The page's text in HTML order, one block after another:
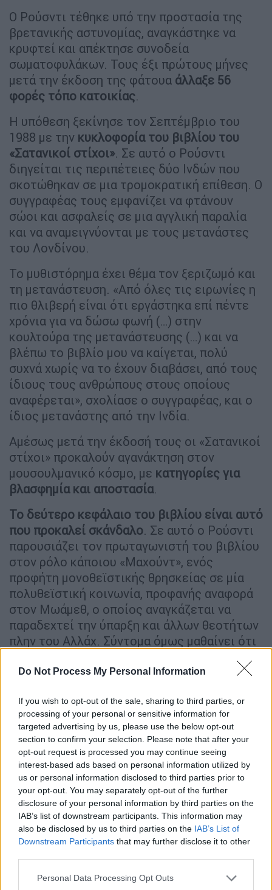
Do Not Process My Personal Information
If you wish to opt-out of the sale, sharing to third parties, or
processing of your personal or sensitive information for
targeted advertising by us, please use the below opt-out
section to confirm your selection. Please note that after your
opt-out request is processed you may continue seeing
interest-based ads based on personal information utilized by
us or personal information disclosed to third parties prior to
your opt-out. You may separately opt-out of the further
disclosure of your personal information by third parties on the
IAB’s list of downstream participants. This information may
also be disclosed by us to third parties on the IAB’s List of
Downstream Participants that may further disclose it to other
Please note that this website/app uses one or more Google
Personal Data Processing Opt Outs
Ο Ρούσντι τέθηκε υπό την προστασία της
βρετανικής αστυνομίας, αναγκάστηκε να
κρυφτεί και απέκτησε συνοδεία
σωματοφυλάκων. Τους έξι πρώτους μήνες
μετά την έκδοση της φάτουα άλλαξε 56
φορές τόπο κατοικίας.
Η υπόθεση ξεκίνησε τον Σεπτέμβριο του
1988 με την κυκλοφορία του βιβλίου του
«Σατανικοί στίχοι». Σε αυτό ο Ρούσντι
διηγείται τις περιπέτειες δύο Ινδών που
σκοτώθηκαν σε μια τρομοκρατική επίθεση. Ο
συγγραφέας τους εμφανίζει να φτάνουν
σώοι και ασφαλείς σε μια αγγλική παραλία
και να αναμειγνύονται με τους μετανάστες
του Λονδίνου.
Το μυθιστόρημα έχει θέμα τον ξεριζωμό και
τη μετανάστευση. «Από όλες τις ειρωνίες η
πιο θλιβερή είναι ότι εργάστηκα επί πέντε
χρόνια για να δώσω φωνή (…) στην
κουλτούρα της μετανάστευσης (…) και να
βλέπω το βιβλίο μου να καίγεται, πολύ
συχνά χωρίς να το έχουν διαβάσει, από τους
ίδιους τους ανθρώπους στους οποίους
αναφέρεται», σχολίασε ο συγγραφέας, και ο
ίδιος μετανάστης από την Ινδία.
Αμέσως μετά την έκδοσή τους οι «Σατανικοί
στίχοι» προκαλούν αγανάκτηση στον
μουσουλμανικό κόσμο, με κατηγορίες για
βλασφημία και αποστασία.
Το δεύτερο κεφάλαιο του βιβλίου είναι αυτό
που προκαλεί σκάνδαλο. Σε αυτό ο Ρούσντι
παρουσιάζει τον πρωταγωνιστή του βιβλίου
στον ρόλο κάποιου «Μαχούντ», ενός
προφήτη μονοθεϊστικής θρησκείας σε μία
πολυθεϊστική κοινωνία, προφανής αναφορά
στον Μωάμεθ, ο οποίος αναγκάζεται να
παραδεχτεί την ύπαρξη και άλλων θεοτήτων
πλην του Αλλάχ. Σύντομα όμως μαθαίνει ότι
τον κορόιδεψε ο διάβολος παίρνοντας τη
μορφή του θεού και ανακαλεί.
Στην Ινδία ήδη από τον Οκτώβριο του 1988 ο
πρωθυπουργός Ραζίβ Γκάντι απαγορεύει την
κυκλοφορία του βιβλίου, ελπίζοντας να
κερδίσει τις ψήφους των μουσουλμάνων
στις επικείμενες βουλευτικές εκλογές.
Άλλες είκοσι χώρες ακολουθούν το
παράδειγμά του.
Τον Ιανουάριο του 1989 αντίτυπα των
«Σατανικών στίχων» καίγονται στο
Μπράντφορντ της βόρειας Αγγλίας.
Η κυκλοφορία του στις ΗΠΑ οξύνει